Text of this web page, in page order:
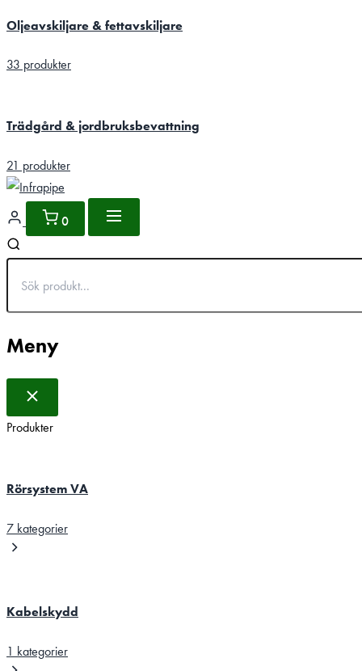
Oljeavskiljare & fettavskiljare
33 produkter
Trädgård & jordbruksbevattning
21 produkter
0
Meny
Produkter
Rörsystem VA
7 kategorier
Kabelskydd
1 kategorier